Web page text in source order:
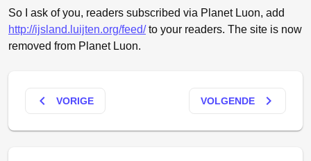
So I ask of you, readers subscribed via Planet Luon, add
http://ijsland.luijten.org/feed/to your readers. The site is now
removed from Planet Luon.
keyboard_arrow_left VORIGE VOLGENDE keyboard_arrow_right